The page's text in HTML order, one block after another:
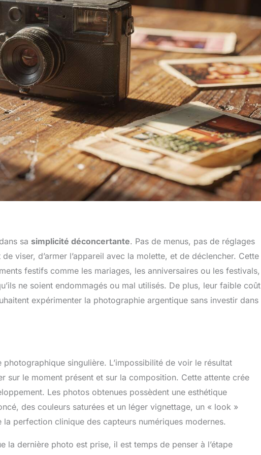
sa simplicité déconcertante. Pas de menus, pas de réglages
viser, d’armer l’appareil avec la molette, et de déclencher. Cette
festifs comme les mariages, les anniversaires ou les festivals,
ne soient endommagés ou mal utilisés. De plus, leur faible coût
expérimenter la photographie argentique sans investir dans
singulière. L’impossibilité de voir le résultat
sur le moment présent et sur la composition. Cette attente crée
Les photos obtenues possèdent une esthétique
des couleurs saturées et un léger vignettage, un « look »
perfection clinique des capteurs numériques modernes.
la dernière photo est prise, il est temps de penser à l’étape